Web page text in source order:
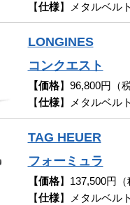
【仕様】メタルベル
LONGINES
コンクエスト
【価格】96,800円（税
【仕様】メタルベル
TAG HEUER
フォーミュラ
【価格】137,500円（
【仕様】メタルベル